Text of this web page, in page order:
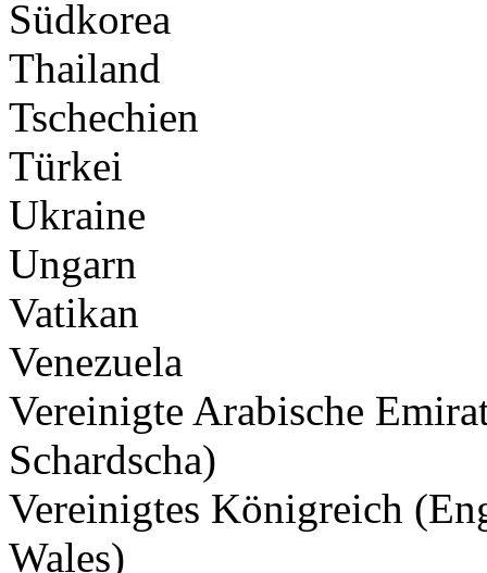
Südkorea
Thailand
Tschechien
Türkei
Ukraine
Ungarn
Vatikan
Venezuela
Vereinigte Arabische
Schardscha)
Vereinigtes Königreich
Wales)